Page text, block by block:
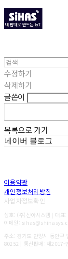
수정하기
삭제하기
글쓴이
목록으로 가기
네이버 블로그
이용약관
개인정보처리방침
사업자정보확인
상호: (주)신아시스템 | 대
이메일:
주소: 경기도 안양시 동안
80252 | 통신판매: 제2017-